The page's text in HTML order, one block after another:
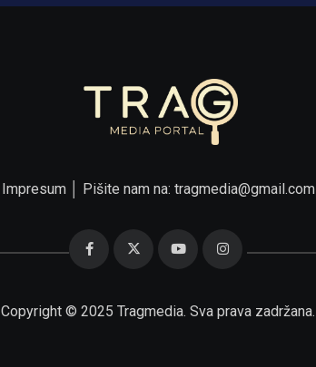
Impresum│ Pišite nam na: tragmedia@gmail.com
Copyright © 2025 Tragmedia. Sva prava zadržana.